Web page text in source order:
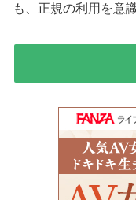
も、正規の利用を意